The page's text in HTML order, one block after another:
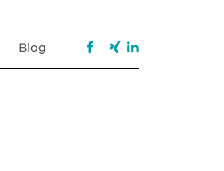
Blog